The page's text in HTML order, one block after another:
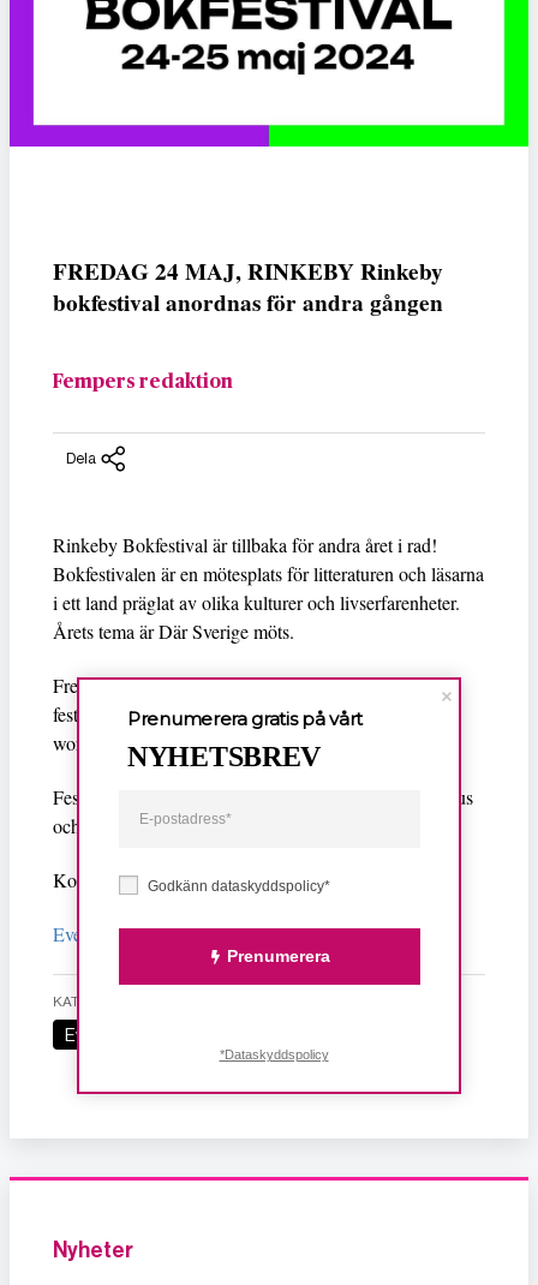
FREDAG 24 MAJ, RINKEBY Rinkeby
bokfestival anordnas för andra gången
Fempers redaktion
Dela
Rinkeby Bokfestival är tillbaka för andra året i rad!
Bokfestivalen är en mötesplats för litteraturen och läsarna
i ett land präglat av olika kulturer och livserfarenheter.
Årets tema är Där Sverige möts.
Fredagen den 24 maj invigs festivalen med musik och
fest. Lördagen den 25 maj är det boksamtal, läsningar,
workshops, seminarier och mycket mer.
Festivalen är ett samarbete mellan Rinkeby Folkets Hus
och Rinkeby Bibliotek.
Kontakt:elisabeth@rinkebyfolketshus.se
Evenemangfredag 24 kl 17.30 till 20.00.
KATEGORI
Evenemang
Nyheter
Godkänn dataskyddspolicy*
Prenumerera
Prenumerera gratis på vårt
NYHETSBREV
*Dataskyddspolicy